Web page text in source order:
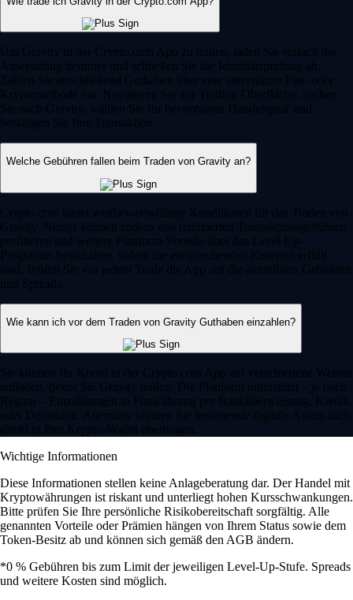
Um Gravity in der Crypto.com App zu traden, laden Sie einfach die
Anwendung herunter und schließen Sie die Identitätsprüfung ab.
Zahlen Sie anschließend Guthaben über eine unterstützte Fiat- oder
Kryptomethode ein. Navigieren Sie zur Trading-Oberfläche, suchen
Sie nach Gravity, wählen Sie Ihr bevorzugtes Handelspaar und
bestätigen Sie Ihre Transaktion.
Welche Gebühren fallen beim Traden von Gravity an?
Crypto.com bietet wettbewerbsfähige Konditionen für das Traden von
Gravity. Nutzer können zudem von reduzierten Transaktionsgebühren
profitieren und weitere Plattform-Vorteile über das Level Up-
Programm freischalten, sofern die entsprechenden Kriterien erfüllt
sind. Prüfen Sie vor jedem Trade die App auf die aktuellsten Gebühren
und Spreads.
Wie kann ich vor dem Traden von Gravity Guthaben einzahlen?
Sie können Ihr Konto in der Crypto.com App auf verschiedene Weisen
aufladen, bevor Sie Gravity traden. Die Plattform unterstützt – je nach
Region – Einzahlungen in Fiatwährung per Banküberweisung, Kredit-
oder Debitkarte. Alternativ können Sie bestehende digitale Assets auch
direkt in Ihre Krypto-Wallet übertragen.
Wichtige Informationen
Diese Informationen stellen keine Anlageberatung dar. Der Handel mit
Kryptowährungen ist riskant und unterliegt hohen Kursschwankungen.
Bitte prüfen Sie Ihre persönliche Risikobereitschaft sorgfältig. Alle
genannten Vorteile oder Prämien hängen von Ihrem Status sowie dem
Token-Besitz ab und können sich gemäß den AGB ändern.
*0 % Gebühren bis zum Limit der jeweiligen Level-Up-Stufe. Spreads
und weitere Kosten sind möglich.